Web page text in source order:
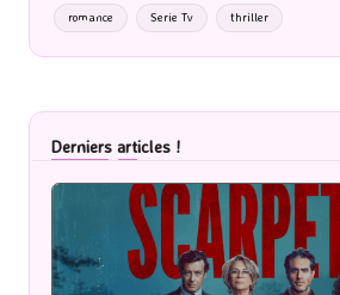
romance Serie Tv thriller
Derniers articles !